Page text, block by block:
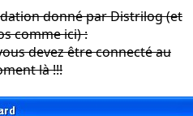
donné par Distrilog (et
comme ici) :
devez être connecté au
là !!!